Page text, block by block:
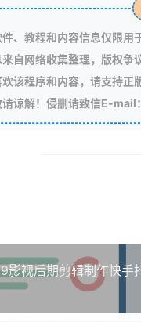
、教程和内容信息仅限
自网络收集整理，版权
该程序和内容，请支持
请谅解！侵删请致信E-
影视后期剪辑制作快手